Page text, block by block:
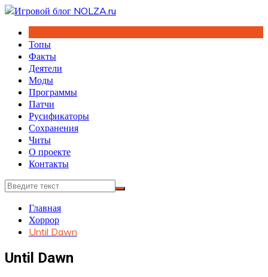
Перейти
содержимому
Топы
Факты
Деятели
Моды
Программы
Патчи
Русификаторы
Сохранения
Читы
О проекте
Контакты
Главная
Хоррор
Until Dawn
Until Dawn